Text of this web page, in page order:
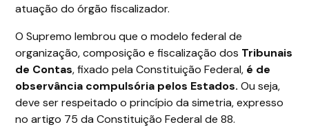
atuação do órgão fiscalizador.
O Supremo lembrou que o modelo federal de
organização, composição e fiscalização dos Tribunais
de Contas, fixado pela Constituição Federal, é de
observância compulsória pelos Estados.Ou seja,
deve ser respeitado o princípio da simetria, expresso
no artigo 75 da Constituição Federal de 88.